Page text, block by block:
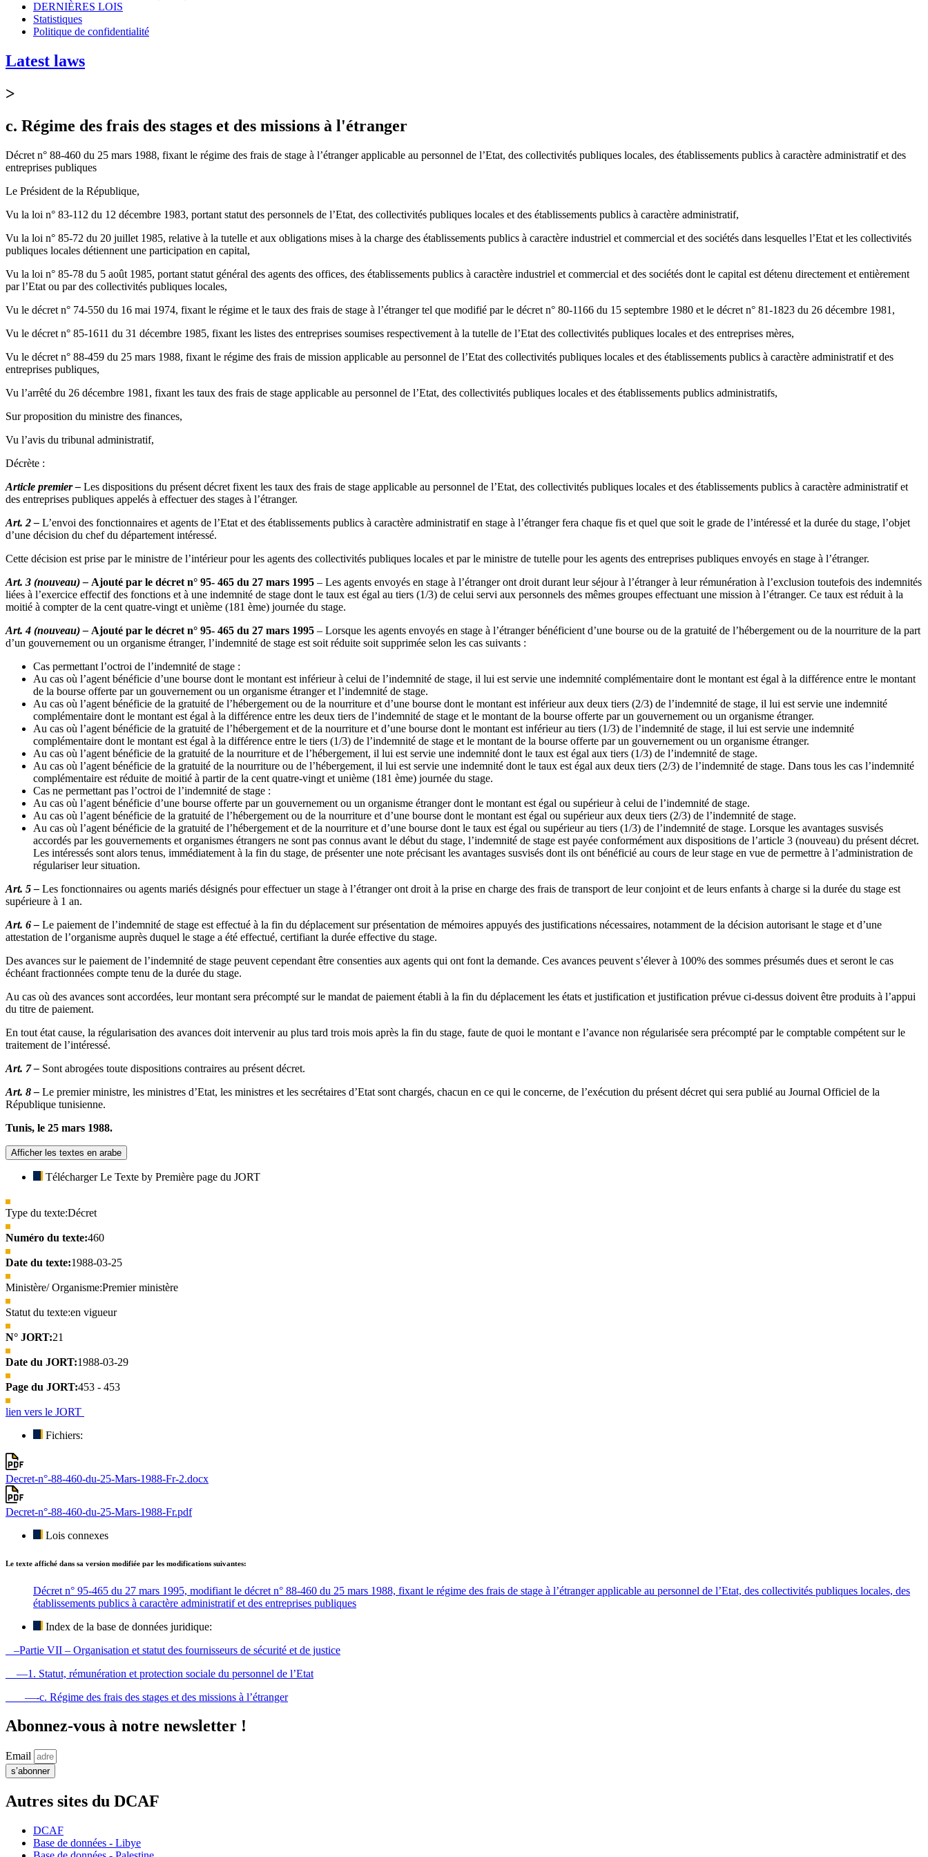
DERNIÈRES LOIS
Statistiques
Politique de confidentialité
Latest laws
>
c. Régime des frais des stages et des missions à l'étranger
Décret n° 88-460 du 25 mars 1988, fixant le régime des frais de stage à l’étranger applicable au personnel de l’Etat, des collectivités publiques locales, des établissements publics à caractère administratif et des
entreprises publiques
Le Président de la République,
Vu la loi n° 83-112 du 12 décembre 1983, portant statut des personnels de l’Etat, des collectivités publiques locales et des établissements publics à caractère administratif,
Vu la loi n° 85-72 du 20 juillet 1985, relative à la tutelle et aux obligations mises à la charge des établissements publics à caractère industriel et commercial et des sociétés dans lesquelles l’Etat et les collectivités
publiques locales détiennent une participation en capital,
Vu la loi n° 85-78 du 5 août 1985, portant statut général des agents des offices, des établissements publics à caractère industriel et commercial et des sociétés dont le capital est détenu directement et entièrement
par l’Etat ou par des collectivités publiques locales,
Vu le décret n° 74-550 du 16 mai 1974, fixant le régime et le taux des frais de stage à l’étranger tel que modifié par le décret n° 80-1166 du 15 septembre 1980 et le décret n° 81-1823 du 26 décembre 1981,
Vu le décret n° 85-1611 du 31 décembre 1985, fixant les listes des entreprises soumises respectivement à la tutelle de l’Etat des collectivités publiques locales et des entreprises mères,
Vu le décret n° 88-459 du 25 mars 1988, fixant le régime des frais de mission applicable au personnel de l’Etat des collectivités publiques locales et des établissements publics à caractère administratif et des
entreprises publiques,
Vu l’arrêté du 26 décembre 1981, fixant les taux des frais de stage applicable au personnel de l’Etat, des collectivités publiques locales et des établissements publics administratifs,
Sur proposition du ministre des finances,
Vu l’avis du tribunal administratif,
Décrète :
Article premier – Les dispositions du présent décret fixent les taux des frais de stage applicable au personnel de l’Etat, des collectivités publiques locales et des établissements publics à caractère administratif et
des entreprises publiques appelés à effectuer des stages à l’étranger.
Art. 2 – L’envoi des fonctionnaires et agents de l’Etat et des établissements publics à caractère administratif en stage à l’étranger fera chaque fis et quel que soit le grade de l’intéressé et la durée du stage, l’objet
d’une décision du chef du département intéressé.
Cette décision est prise par le ministre de l’intérieur pour les agents des collectivités publiques locales et par le ministre de tutelle pour les agents des entreprises publiques envoyés en stage à l’étranger.
Art. 3 (nouveau) – Ajouté par le décret n° 95- 465 du 27 mars 1995 – Les agents envoyés en stage à l’étranger ont droit durant leur séjour à l’étranger à leur rémunération à l’exclusion toutefois des indemnités
liées à l’exercice effectif des fonctions et à une indemnité de stage dont le taux est égal au tiers (1/3) de celui servi aux personnels des mêmes groupes effectuant une mission à l’étranger. Ce taux est réduit à la
moitié à compter de la cent quatre-vingt et unième (181 ème) journée du stage.
Art. 4 (nouveau) – Ajouté par le décret n° 95- 465 du 27 mars 1995 – Lorsque les agents envoyés en stage à l’étranger bénéficient d’une bourse ou de la gratuité de l’hébergement ou de la nourriture de la part
d’un gouvernement ou un organisme étranger, l’indemnité de stage est soit réduite soit supprimée selon les cas suivants :
Cas permettant l’octroi de l’indemnité de stage :
Au cas où l’agent bénéficie d’une bourse dont le montant est inférieur à celui de l’indemnité de stage, il lui est servie une indemnité complémentaire dont le montant est égal à la différence entre le montant
de la bourse offerte par un gouvernement ou un organisme étranger et l’indemnité de stage.
Au cas où l’agent bénéficie de la gratuité de l’hébergement ou de la nourriture et d’une bourse dont le montant est inférieur aux deux tiers (2/3) de l’indemnité de stage, il lui est servie une indemnité
complémentaire dont le montant est égal à la différence entre les deux tiers de l’indemnité de stage et le montant de la bourse offerte par un gouvernement ou un organisme étranger.
Au cas où l’agent bénéficie de la gratuité de l’hébergement et de la nourriture et d’une bourse dont le montant est inférieur au tiers (1/3) de l’indemnité de stage, il lui est servie une indemnité
complémentaire dont le montant est égal à la différence entre le tiers (1/3) de l’indemnité de stage et le montant de la bourse offerte par un gouvernement ou un organisme étranger.
Au cas où l’agent bénéficie de la gratuité de la nourriture et de l’hébergement, il lui est servie une indemnité dont le taux est égal aux tiers (1/3) de l’indemnité de stage.
Au cas où l’agent bénéficie de la gratuité de la nourriture ou de l’hébergement, il lui est servie une indemnité dont le taux est égal aux deux tiers (2/3) de l’indemnité de stage. Dans tous les cas l’indemnité
complémentaire est réduite de moitié à partir de la cent quatre-vingt et unième (181 ème) journée du stage.
Cas ne permettant pas l’octroi de l’indemnité de stage :
Au cas où l’agent bénéficie d’une bourse offerte par un gouvernement ou un organisme étranger dont le montant est égal ou supérieur à celui de l’indemnité de stage.
Au cas où l’agent bénéficie de la gratuité de l’hébergement ou de la nourriture et d’une bourse dont le montant est égal ou supérieur aux deux tiers (2/3) de l’indemnité de stage.
Au cas où l’agent bénéficie de la gratuité de l’hébergement et de la nourriture et d’une bourse dont le taux est égal ou supérieur au tiers (1/3) de l’indemnité de stage. Lorsque les avantages susvisés
accordés par les gouvernements et organismes étrangers ne sont pas connus avant le début du stage, l’indemnité de stage est payée conformément aux dispositions de l’article 3 (nouveau) du présent décret.
Les intéressés sont alors tenus, immédiatement à la fin du stage, de présenter une note précisant les avantages susvisés dont ils ont bénéficié au cours de leur stage en vue de permettre à l’administration de
régulariser leur situation.
Art. 5 – Les fonctionnaires ou agents mariés désignés pour effectuer un stage à l’étranger ont droit à la prise en charge des frais de transport de leur conjoint et de leurs enfants à charge si la durée du stage est
supérieure à 1 an.
Art. 6 – Le paiement de l’indemnité de stage est effectué à la fin du déplacement sur présentation de mémoires appuyés des justifications nécessaires, notamment de la décision autorisant le stage et d’une
attestation de l’organisme auprès duquel le stage a été effectué, certifiant la durée effective du stage.
Des avances sur le paiement de l’indemnité de stage peuvent cependant être consenties aux agents qui ont font la demande. Ces avances peuvent s’élever à 100% des sommes présumés dues et seront le cas
échéant fractionnées compte tenu de la durée du stage.
Au cas où des avances sont accordées, leur montant sera précompté sur le mandat de paiement établi à la fin du déplacement les états et justification et justification prévue ci-dessus doivent être produits à l’appui
du titre de paiement.
En tout état cause, la régularisation des avances doit intervenir au plus tard trois mois après la fin du stage, faute de quoi le montant e l’avance non régularisée sera précompté par le comptable compétent sur le
traitement de l’intéressé.
Art. 7 – Sont abrogées toute dispositions contraires au présent décret.
Art. 8 – Le premier ministre, les ministres d’Etat, les ministres et les secrétaires d’Etat sont chargés, chacun en ce qui le concerne, de l’exécution du présent décret qui sera publié au Journal Officiel de la
République tunisienne.
Tunis, le 25 mars 1988.
Afficher les textes en arabe
Télécharger Le Texte by Première page du JORT
Type du texte:Décret
Numéro du texte:460
Date du texte:1988-03-25
Ministère/ Organisme:Premier ministère
Statut du texte:en vigueur
N° JORT:21
Date du JORT:1988-03-29
Page du JORT:453 - 453
lien vers le JORT
Fichiers:
Decret-n°-88-460-du-25-Mars-1988-Fr-2.docx
Decret-n°-88-460-du-25-Mars-1988-Fr.pdf
Lois connexes
Le texte affiché dans sa version modifiée par les modifications suivantes:
Décret n° 95-465 du 27 mars 1995, modifiant le décret n° 88-460 du 25 mars 1988, fixant le régime des frais de stage à l’étranger applicable au personnel de l’Etat, des collectivités publiques locales, des
établissements publics à caractère administratif et des entreprises publiques
Index de la base de données juridique:
–Partie VII – Organisation et statut des fournisseurs de sécurité et de justice
—1. Statut, rémunération et protection sociale du personnel de l’Etat
—-c. Régime des frais des stages et des missions à l’étranger
Abonnez-vous à notre newsletter !
Email
s’abonner
Autres sites du DCAF
DCAF
Base de données - Libye